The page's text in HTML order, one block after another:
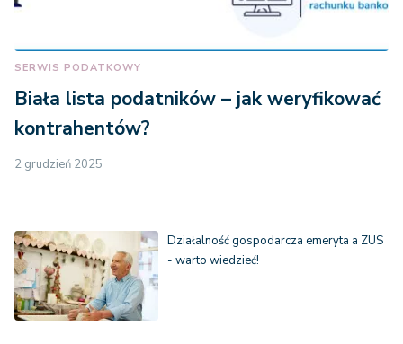
SERWIS PODATKOWY
Biała lista podatników – jak weryfikować
kontrahentów?
2 grudzień 2025
Działalność gospodarcza emeryta a ZUS
- warto wiedzieć!